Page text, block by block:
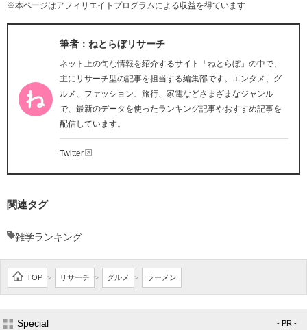
※本ページはアフィリエイトプログラムによる収益を得ています
筆者：ねとらぼリサーチ
ネット上の旬な情報を紹介するサイト「ねとらぼ」の中で、
主にリサーチ型の記事を担当する編集部です。エンタメ、グ
ルメ、ファッション、旅行、家電などさまざまなジャンル
で、最新のデータを使ったランキング記事やおすすめ記事を
配信しています。
Twitter
関連タグ
雑学ランキング
TOP > リサーチ > グルメ > ラーメン
Special - PR -